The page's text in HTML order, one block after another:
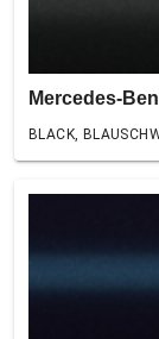
Mercedes-
BLACK,